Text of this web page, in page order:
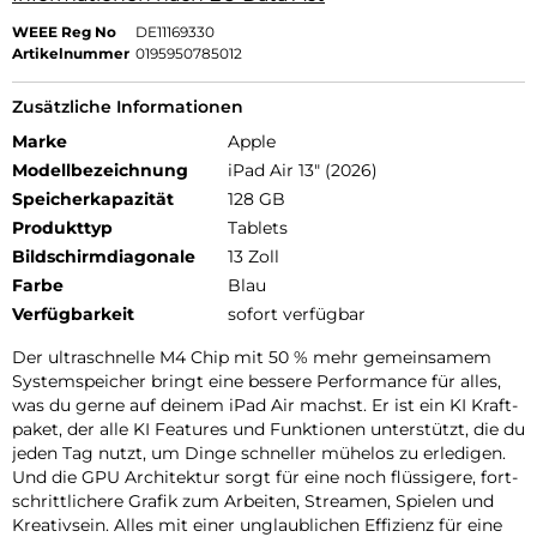
WEEE Reg No
DE11169330
Artikelnummer 0195950785012
Zusätzliche Informationen
Marke
Apple
Modellbezeichnung
iPad Air 13" (2026)
Speicherkapazität
128 GB
Produkttyp
Tablets
Bildschirmdiagonale
13 Zoll
Farbe
Blau
Verfügbarkeit
sofort verfügbar
Der ultra­schnelle M4 Chip mit 50 % mehr gemein­samem
Systemspeicher bringt eine bessere Per­for­mance für alles,
was du gerne auf deinem iPad Air machst. Er ist ein KI Kraft­
paket, der alle KI Features und Funk­tionen unter­stützt, die du
jeden Tag nutzt, um Dinge schneller mühelos zu erle­digen.
Und die GPU Archi­tektur sorgt für eine noch flüssigere, fort­
schritt­lichere Grafik zum Arbeiten, Streamen, Spielen und
Kreativ­sein. Alles mit einer unglaub­lichen Effizienz für eine